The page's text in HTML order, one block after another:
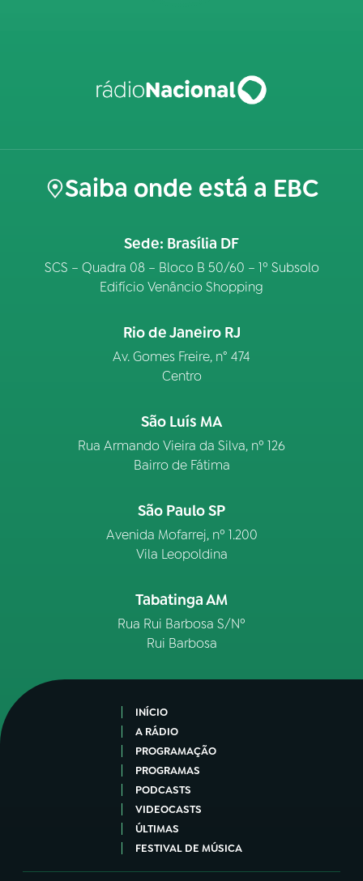
Saiba onde está a EBC
Sede: Brasília DF
SCS – Quadra 08 – Bloco B 50/60 – 1º Subsolo
Edifício Venâncio Shopping
Rio de Janeiro RJ
Av. Gomes Freire, n° 474
Centro
São Luís MA
Rua Armando Vieira da Silva, nº 126
Bairro de Fátima
São Paulo SP
Avenida Mofarrej, nº 1.200
Vila Leopoldina
Tabatinga AM
Rua Rui Barbosa S/Nº
Rui Barbosa
INÍCIO
A RÁDIO
PROGRAMAÇÃO
PROGRAMAS
PODCASTS
VIDEOCASTS
ÚLTIMAS
FESTIVAL DE MÚSICA